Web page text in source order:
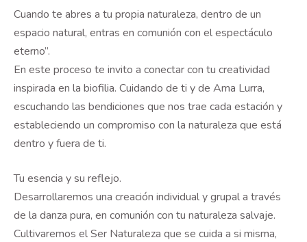
Cuando te abres a tu propia naturaleza, dentro de un
espacio natural, entras en comunión con el espectáculo
eterno”.
En este proceso te invito a conectar con tu creatividad
inspirada en la biofilia. Cuidando de ti y de Ama Lurra,
escuchando las bendiciones que nos trae cada estación y
estableciendo un compromiso con la naturaleza que está
dentro y fuera de ti.
Tu esencia y su reflejo.
Desarrollaremos una creación individual y grupal a través
de la danza pura, en comunión con tu naturaleza salvaje.
Cultivaremos el Ser Naturaleza que se cuida a si misma,